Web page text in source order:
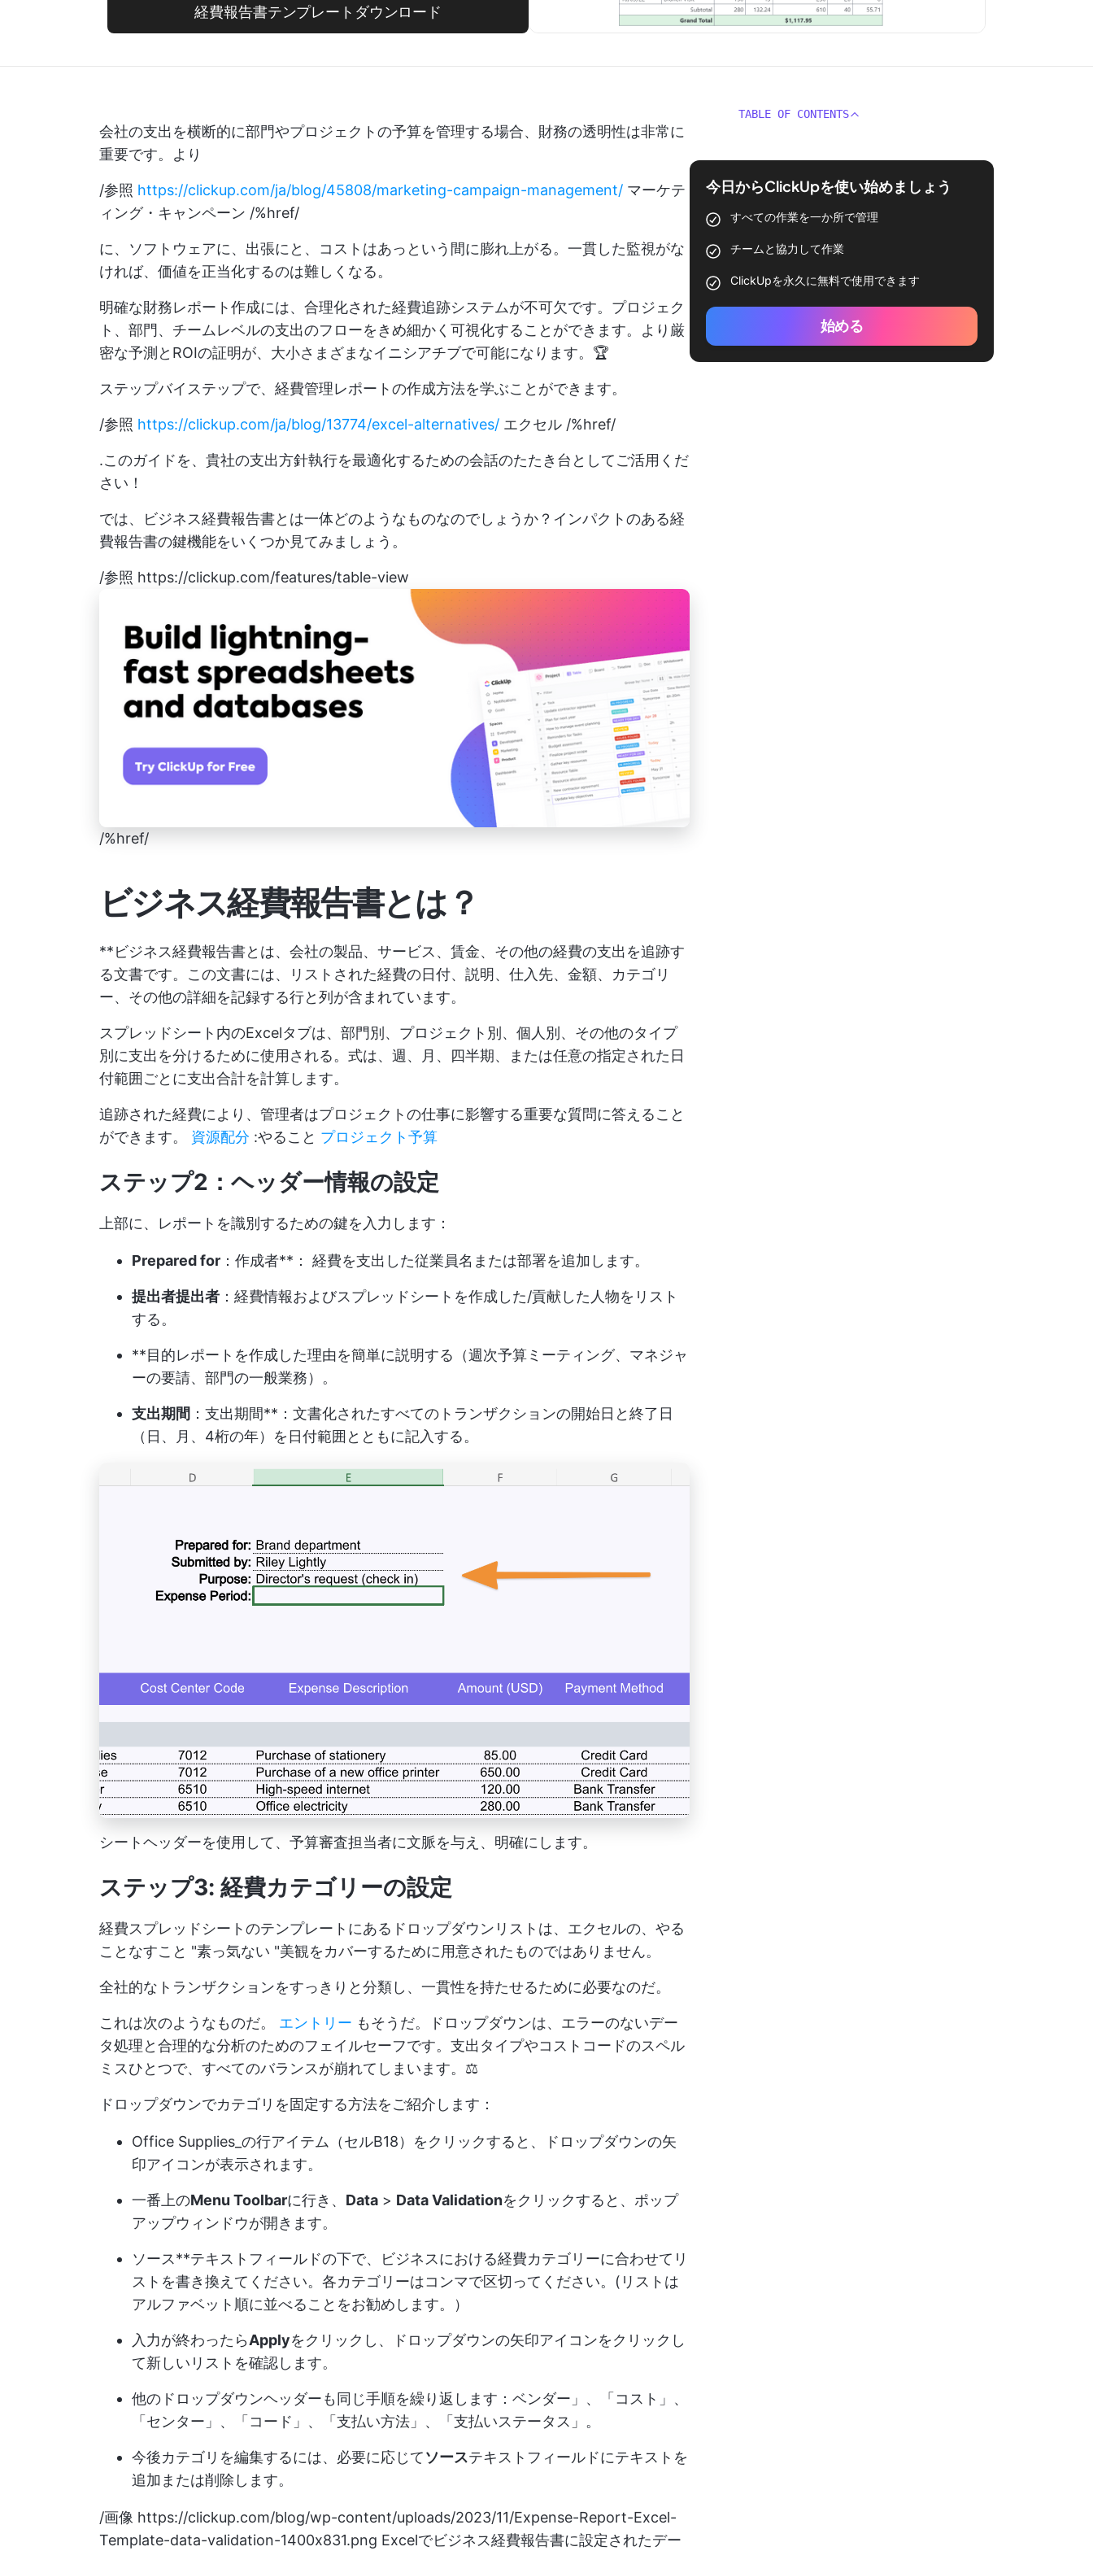
経費報告書テンプレートダウンロード
会社の支出を横断的に部門やプロジェクトの予算を管理する場合、財務の透明性は非常に
重要です。より
/参照 https://clickup.com/ja/blog/45808/marketing-campaign-management/ マーケテ
ィング・キャンペーン /%href/
に、ソフトウェアに、出張にと、コストはあっという間に膨れ上がる。一貫した監視がな
ければ、価値を正当化するのは難しくなる。
明確な財務レポート作成には、合理化された経費追跡システムが不可欠です。プロジェク
ト、部門、チームレベルの支出のフローをきめ細かく可視化することができます。より厳
密な予測とROIの証明が、大小さまざまなイニシアチブで可能になります。🏆
ステップバイステップで、経費管理レポートの作成方法を学ぶことができます。
/参照 https://clickup.com/ja/blog/13774/excel-alternatives/ エクセル /%href/
.このガイドを、貴社の支出方針執行を最適化するための会話のたたき台としてご活用くだ
さい！
では、ビジネス経費報告書とは一体どのようなものなのでしょうか？インパクトのある経
費報告書の鍵機能をいくつか見てみましょう。
/参照 https://clickup.com/features/table-view
/%href/
ビジネス経費報告書とは？
**ビジネス経費報告書とは、会社の製品、サービス、賃金、その他の経費の支出を追跡す
る文書です。この文書には、リストされた経費の日付、説明、仕入先、金額、カテゴリ
ー、その他の詳細を記録する行と列が含まれています。
スプレッドシート内のExcelタブは、部門別、プロジェクト別、個人別、その他のタイプ
別に支出を分けるために使用される。式は、週、月、四半期、または任意の指定された日
付範囲ごとに支出合計を計算します。
追跡された経費により、管理者はプロジェクトの仕事に影響する重要な質問に答えること
ができます。 資源配分 :やること プロジェクト予算
ステップ2：ヘッダー情報の設定
上部に、レポートを識別するための鍵を入力します：
Prepared for ：作成者**： 経費を支出した従業員名または部署を追加します。
提出者提出者 ：経費情報およびスプレッドシートを作成した/貢献した人物をリスト
する。
**目的レポートを作成した理由を簡単に説明する（週次予算ミーティング、マネジャ
ーの要請、部門の一般業務）。
支出期間 ：支出期間**：文書化されたすべてのトランザクションの開始日と終了日
（日、月、4桁の年）を日付範囲とともに記入する。
シートヘッダーを使用して、予算審査担当者に文脈を与え、明確にします。
ステップ3: 経費カテゴリーの設定
経費スプレッドシートのテンプレートにあるドロップダウンリストは、エクセルの、やる
ことなすこと "素っ気ない "美観をカバーするために用意されたものではありません。
全社的なトランザクションをすっきりと分類し、一貫性を持たせるために必要なのだ。
これは次のようなものだ。 エントリー もそうだ。ドロップダウンは、エラーのないデー
タ処理と合理的な分析のためのフェイルセーフです。支出タイプやコストコードのスペル
ミスひとつで、すべてのバランスが崩れてしまいます。⚖️
ドロップダウンでカテゴリを固定する方法をご紹介します：
Office Supplies_の行アイテム（セルB18）をクリックすると、ドロップダウンの矢
印アイコンが表示されます。
一番上のMenu Toolbarに行き、 Data > Data Validationをクリックすると、ポップ
アップウィンドウが開きます。
ソース**テキストフィールドの下で、ビジネスにおける経費カテゴリーに合わせてリ
ストを書き換えてください。各カテゴリーはコンマで区切ってください。(リストは
アルファベット順に並べることをお勧めします。）
入力が終わったらApplyをクリックし、ドロップダウンの矢印アイコンをクリックし
て新しいリストを確認します。
他のドロップダウンヘッダーも同じ手順を繰り返します：ベンダー」、「コスト」、
「センター」、「コード」、「支払い方法」、「支払いステータス」。
今後カテゴリを編集するには、必要に応じてソーステキストフィールドにテキストを
追加または削除します。
/画像 https://clickup.com/blog/wp-content/uploads/2023/11/Expense-Report-Excel-
Template-data-validation-1400x831.png Excelでビジネス経費報告書に設定されたデー
TABLE OF CONTENTS
今日からClickUpを使い始めましょう
すべての作業を一か所で管理
チームと協力して作業
ClickUpを永久に無料で使用できます
始める